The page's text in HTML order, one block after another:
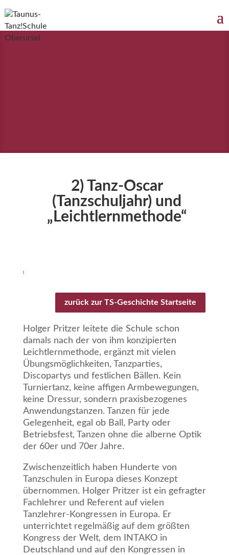
2) Tanz-Oscar
(Tanzschuljahr) und
„Leichtlernmethode“
zurück zur TS-Geschichte Startseite
Holger Pritzer leitete die Schule schon
damals nach der von ihm konzipierten
Leichtlernmethode, ergänzt mit vielen
Übungsmöglichkeiten, Tanzparties,
Discopartys und festlichen Bällen. Kein
Turniertanz, keine affigen Armbewegungen,
keine Dressur, sondern praxisbezogenes
Anwendungstanzen. Tanzen für jede
Gelegenheit, egal ob Ball, Party oder
Betriebsfest, Tanzen ohne die alberne Optik
der 60er und 70er Jahre.
Zwischenzeitlich haben Hunderte von
Tanzschulen in Europa dieses Konzept
übernommen. Holger Pritzer ist ein gefragter
Fachlehrer und Referent auf vielen
Tanzlehrer-Kongressen in Europa. Er
unterrichtet regelmäßig auf dem größten
Kongress der Welt, dem INTAKO in
Deutschland und auf den Kongressen in